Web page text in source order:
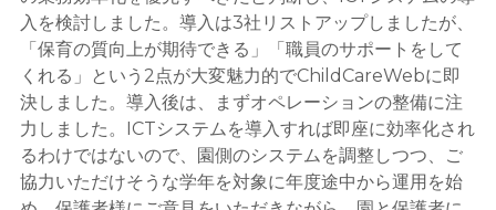
入を検討しました。導入は3社リストアップしましたが、
「保育の質向上が期待できる」「職員のサポートをして
くれる」という2点が大変魅力的でChildCareWebに即
決しました。導入後は、まずオペレーションの整備に注
力しました。ICTシステムを導入すれば即座に効率化され
るわけではないので、園側のシステムを調整しつつ、ご
協力いただけそうな学年を対象に年度途中から運用を始